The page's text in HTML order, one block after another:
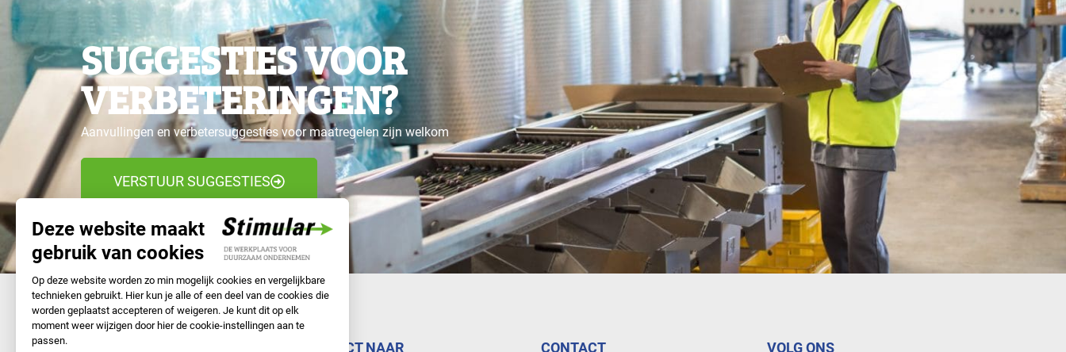
SUGGESTIES VOOR
VERBETERINGEN?
Aanvullingen en verbetersuggesties voor maatregelen zijn welkom
VERSTUUR SUGGESTIES
DIRECT NAAR CONTACT VOLG ONS